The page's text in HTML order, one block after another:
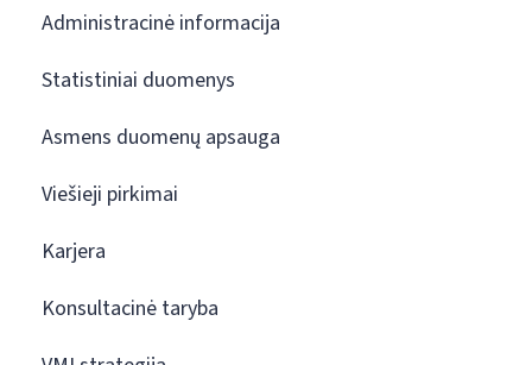
Administracinė informacija
Statistiniai duomenys
Asmens duomenų apsauga
Viešieji pirkimai
Karjera
Konsultacinė taryba